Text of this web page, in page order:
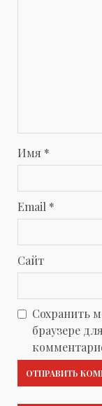
Имя *
Email *
Сайт
Сохранить
браузере